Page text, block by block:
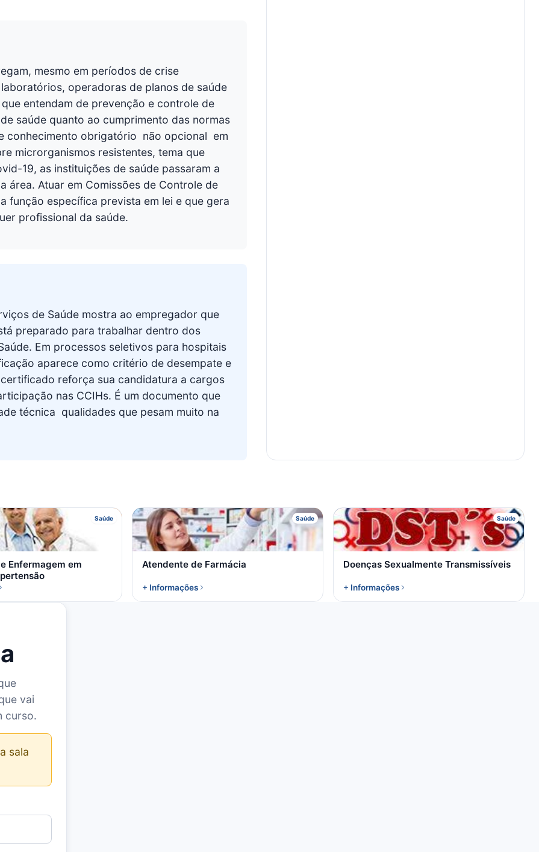
mesmo em períodos de crise
operadoras de planos de saúde
entendam de prevenção e controle de
saúde quanto ao cumprimento das normas
obrigatório  não opcional  em
microrganismos resistentes, tema que
19, as instituições de saúde passaram a
área. Atuar em Comissões de Controle de
função específica prevista em lei e que gera
profissional da saúde.
de Saúde mostra ao empregador que
preparado para trabalhar dentro dos
Em processos seletivos para hospitais
aparece como critério de desempate e
reforça sua candidatura a cargos
nas CCIHs. É um documento que
técnica  qualidades que pesam muito na
Saúde
A
Enfermagem em
Saúde
A
Atendente de Farmácia
+ Informações
Saúde
D
Doenças Sexualmente Transmissíveis
+ Informações
vai
curso.
sala